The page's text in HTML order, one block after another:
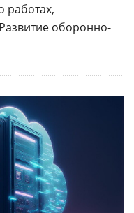
работах,
Развитие оборонно-